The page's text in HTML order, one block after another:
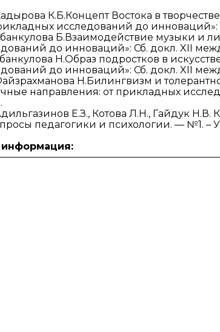
К.Б.Концепт Востока в
исследований до
Б.Взаимодействие музыки
до инноваций»: Сб. докл. XII
Н.Образ подростков в
до инноваций»: Сб. докл. XII
Н.Билингвизм и
направления: от прикладных
Е.З., Котова Л.Н., Гайдук Н.В.
педагогики и психологии. — №1. –